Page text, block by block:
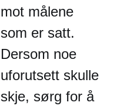
mot målene
som er satt.
Dersom noe
uforutsett skulle
skje, sørg for å